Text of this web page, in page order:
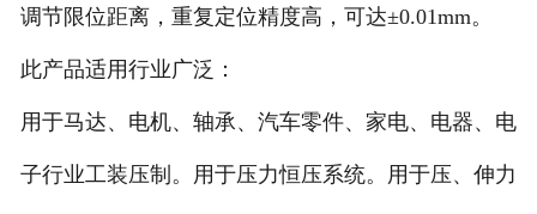
调节限位距离，重复定位精度高，可达±0.01mm。
此产品适用行业广泛：
用于马达、电机、轴承、汽车零件、家电、电器、电
子行业工装压制。用于压力恒压系统。用于压、伸力